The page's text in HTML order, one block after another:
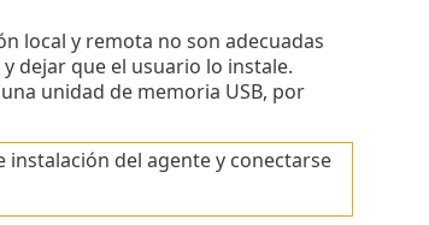
local y remota no son adecuadas
dejar que el usuario lo instale.
unidad de memoria USB, por
del agente y conectarse